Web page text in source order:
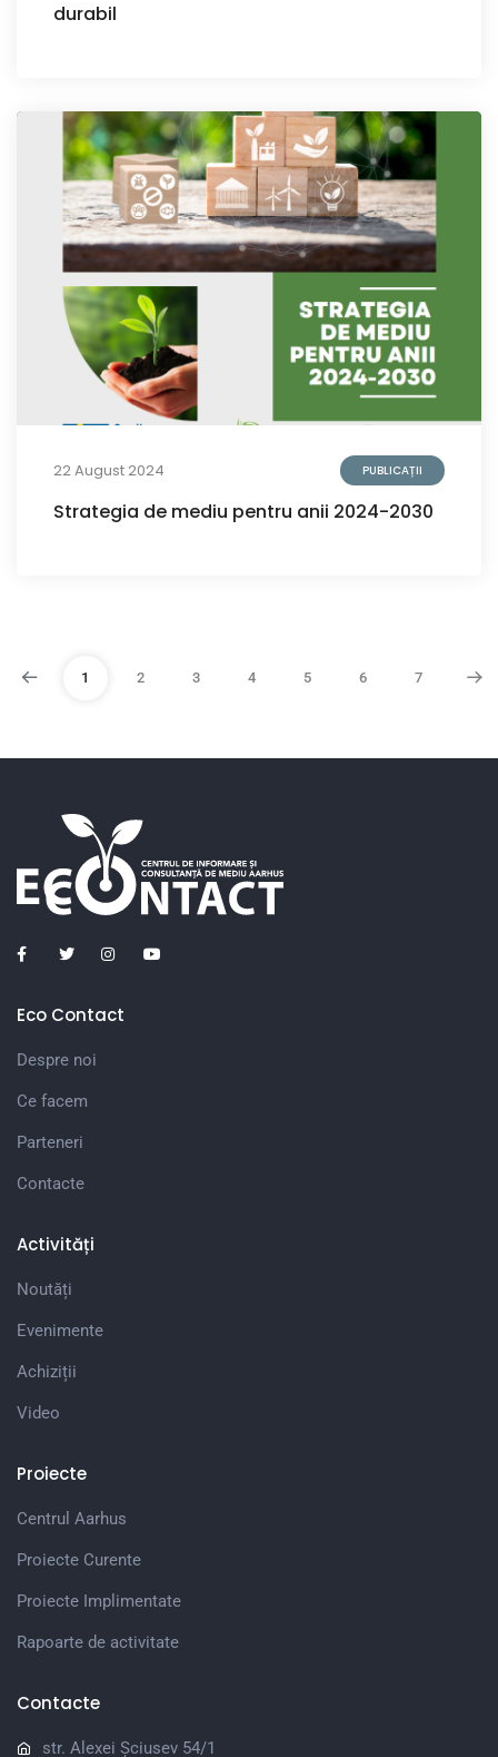
durabil
22 August 2024 PUBLICAȚII
Strategia de mediu pentru anii 2024-2030
1 2 3 4 5 6 7
Eco Contact
Despre noi
Ce facem
Parteneri
Contacte
Activități
Noutăți
Evenimente
Achiziții
Video
Proiecte
Centrul Aarhus
Proiecte Curente
Proiecte Implimentate
Rapoarte de activitate
Contacte
str. Alexei Șciusev 54/1